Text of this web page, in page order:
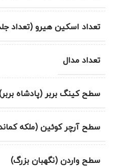
تعداد اسکین هیرو (تعداد
تعداد مدال
سطح کینگ بربر (پادشاه
سطح آرچر کوئین (ملکه
سطح واردن (نگهبان بزرگ)